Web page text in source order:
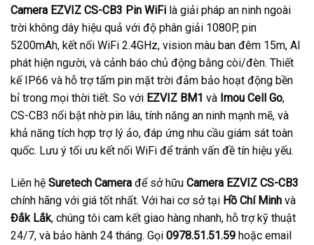
Camera EZVIZ CS-CB3 Pin WiFi là giải pháp an ninh ngoài
trời không dây hiệu quả với độ phân giải 1080P, pin
5200mAh, kết nối WiFi 2.4GHz, vision màu ban đêm 15m, AI
phát hiện người, và cảnh báo chủ động bằng còi/đèn. Thiết
kế IP66 và hỗ trợ tấm pin mặt trời đảm bảo hoạt động bền
bỉ trong mọi thời tiết. So với EZVIZ BM1 và Imou Cell Go,
CS-CB3 nổi bật nhờ pin lâu, tính năng an ninh mạnh mẽ, và
khả năng tích hợp trợ lý ảo, đáp ứng nhu cầu giám sát toàn
quốc. Lưu ý tối ưu kết nối WiFi để tránh vấn đề tín hiệu yếu.
Liên hệ Suretech Camera để sở hữu Camera EZVIZ CS-CB3
chính hãng với giá tốt nhất. Với hai cơ sở tại Hồ Chí Minh và
Đắk Lắk, chúng tôi cam kết giao hàng nhanh, hỗ trợ kỹ thuật
24/7, và bảo hành 24 tháng. Gọi 0978.51.51.59 hoặc email